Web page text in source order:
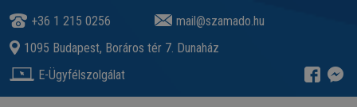
+36 1 215 0256
mail@szamado.hu
1095 Budapest, Boráros tér 7. Dunaház
E-Ügyfélszolgálat